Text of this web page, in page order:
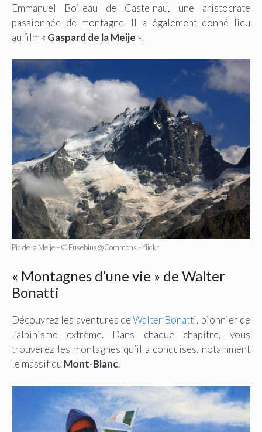
Emmanuel Boileau de Castelnau, une aristocrate
passionnée de montagne. Il a également donné lieu
au film « Gaspard de la Meije ».
Pic de la Meije – © Eusebius@Commons – flickr
« Montagnes d’une vie » de Walter
Bonatti
Découvrez les aventures deWalter Bonatti, pionnier de
l’alpinisme extrême. Dans chaque chapitre, vous
trouverez les montagnes qu’il a conquises, notamment
le massif du Mont-Blanc.